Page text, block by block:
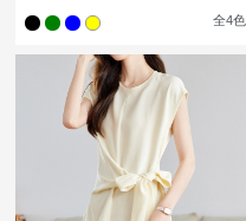
全4色